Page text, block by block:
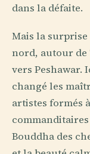
dans la défaite.
Mais la
nord, autour de
vers Peshawar.
changé les
artistes formés
Bouddha des